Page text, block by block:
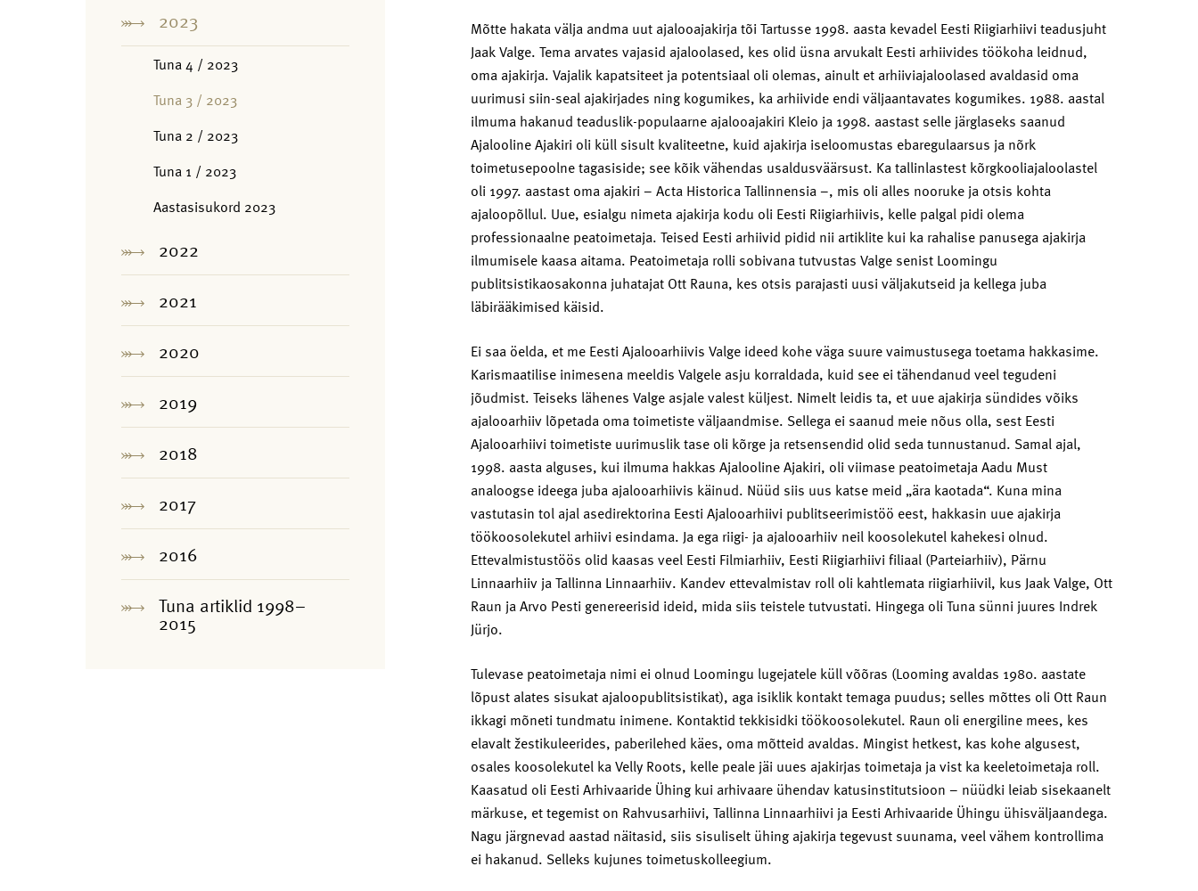
2023
Tuna 4 / 2023
Tuna 3 / 2023
Tuna 2 / 2023
Tuna 1 / 2023
Aastasisukord 2023
2022
2021
2020
2019
2018
2017
2016
Tuna artiklid 1998–
2015
Mõtte hakata välja andma uut ajalooajakirja tõi Tartusse 1998. aasta kevadel Eesti Riigiarhiivi teadusjuht
Jaak Valge. Tema arvates vajasid ajaloolased, kes olid üsna arvukalt Eesti arhiivides töökoha leidnud,
oma ajakirja. Vajalik kapatsiteet ja potentsiaal oli olemas, ainult et arhiiviajaloolased avaldasid oma
uurimusi siin-seal ajakirjades ning kogumikes, ka arhiivide endi väljaantavates kogumikes. 1988. aastal
ilmuma hakanud teaduslik-populaarne ajalooajakiri Kleio ja 1998. aastast selle järglaseks saanud
Ajalooline Ajakiri oli küll sisult kvaliteetne, kuid ajakirja iseloomustas ebaregulaarsus ja nõrk
toimetusepoolne tagasiside; see kõik vähendas usaldusväärsust. Ka tallinlastest kõrgkooliajaloolastel
oli 1997. aastast oma ajakiri – Acta Historica Tallinnensia –, mis oli alles nooruke ja otsis kohta
ajaloopõllul. Uue, esialgu nimeta ajakirja kodu oli Eesti Riigiarhiivis, kelle palgal pidi olema
professionaalne peatoimetaja. Teised Eesti arhiivid pidid nii artiklite kui ka rahalise panusega ajakirja
ilmumisele kaasa aitama. Peatoimetaja rolli sobivana tutvustas Valge senist Loomingu
publitsistikaosakonna juhatajat Ott Rauna, kes otsis parajasti uusi väljakutseid ja kellega juba
läbirääkimised käisid.
Ei saa öelda, et me Eesti Ajalooarhiivis Valge ideed kohe väga suure vaimustusega toetama hakkasime.
Karismaatilise inimesena meeldis Valgele asju korraldada, kuid see ei tähendanud veel tegudeni
jõudmist. Teiseks lähenes Valge asjale valest küljest. Nimelt leidis ta, et uue ajakirja sündides võiks
ajalooarhiiv lõpetada oma toimetiste väljaandmise. Sellega ei saanud meie nõus olla, sest Eesti
Ajalooarhiivi toimetiste uurimuslik tase oli kõrge ja retsensendid olid seda tunnustanud. Samal ajal,
1998. aasta alguses, kui ilmuma hakkas Ajalooline Ajakiri, oli viimase peatoimetaja Aadu Must
analoogse ideega juba ajalooarhiivis käinud. Nüüd siis uus katse meid „ära kaotada“. Kuna mina
vastutasin tol ajal asedirektorina Eesti Ajalooarhiivi publitseerimistöö eest, hakkasin uue ajakirja
töökoosolekutel arhiivi esindama. Ja ega riigi- ja ajalooarhiiv neil koosolekutel kahekesi olnud.
Ettevalmistustöös olid kaasas veel Eesti Filmiarhiiv, Eesti Riigiarhiivi filiaal (Parteiarhiiv), Pärnu
Linnaarhiiv ja Tallinna Linnaarhiiv. Kandev ettevalmistav roll oli kahtlemata riigiarhiivil, kus Jaak Valge, Ott
Raun ja Arvo Pesti genereerisid ideid, mida siis teistele tutvustati. Hingega oli Tuna sünni juures Indrek
Jürjo.
Tulevase peatoimetaja nimi ei olnud Loomingu lugejatele küll võõras (Looming avaldas 1980. aastate
lõpust alates sisukat ajaloopublitsistikat), aga isiklik kontakt temaga puudus; selles mõttes oli Ott Raun
ikkagi mõneti tundmatu inimene. Kontaktid tekkisidki töökoosolekutel. Raun oli energiline mees, kes
elavalt žestikuleerides, paberilehed käes, oma mõtteid avaldas. Mingist hetkest, kas kohe algusest,
osales koosolekutel ka Velly Roots, kelle peale jäi uues ajakirjas toimetaja ja vist ka keeletoimetaja roll.
Kaasatud oli Eesti Arhivaaride Ühing kui arhivaare ühendav katusinstitutsioon – nüüdki leiab sisekaanelt
märkuse, et tegemist on Rahvusarhiivi, Tallinna Linnaarhiivi ja Eesti Arhivaaride Ühingu ühisväljaandega.
Nagu järgnevad aastad näitasid, siis sisuliselt ühing ajakirja tegevust suunama, veel vähem kontrollima
ei hakanud. Selleks kujunes toimetuskolleegium.